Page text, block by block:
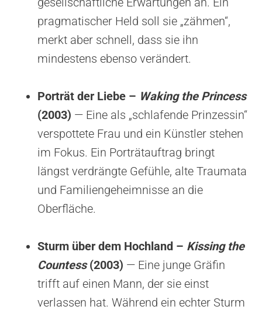
pragmatischer Held soll sie „zähmen“,
merkt aber schnell, dass sie ihn
mindestens ebenso verändert.
Porträt der Liebe – Waking the Princess
(2003) — Eine als „schlafende Prinzessin“
verspottete Frau und ein Künstler stehen
im Fokus. Ein Porträtauftrag bringt
längst verdrängte Gefühle, alte Traumata
und Familiengeheimnisse an die
Oberfläche.
Sturm über dem Hochland – Kissing the
Countess(2003) — Eine junge Gräfin
trifft auf einen Mann, der sie einst
verlassen hat. Während ein echter Sturm